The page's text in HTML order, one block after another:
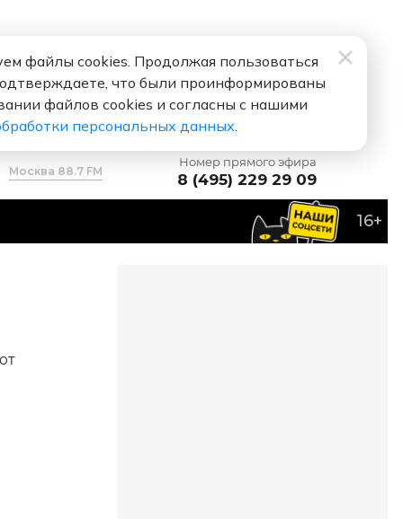
Москва 88.7 FM
Номер прямого эфира
8 (495) 229 29 09
16+
файлы cookies. Продолжая пользоваться
что были проинформированы
файлов cookies и согласны с нашими
персональных данных.